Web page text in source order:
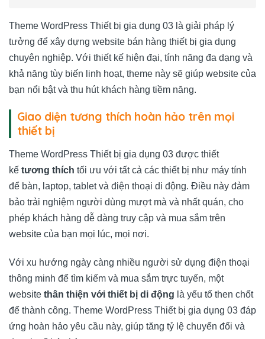
Theme WordPress Thiết bị gia dụng 03 là giải pháp lý
tưởng để xây dựng website bán hàng thiết bị gia dụng
chuyên nghiệp. Với thiết kế hiện đại, tính năng đa dạng và
khả năng tùy biến linh hoạt, theme này sẽ giúp website của
bạn nổi bật và thu hút khách hàng tiềm năng.
Giao diện tương thích hoàn hảo trên mọi
thiết bị
Theme WordPress Thiết bị gia dụng 03 được thiết
kế tương thích tối ưu với tất cả các thiết bị như máy tính
để bàn, laptop, tablet và điện thoại di động. Điều này đảm
bảo trải nghiệm người dùng mượt mà và nhất quán, cho
phép khách hàng dễ dàng truy cập và mua sắm trên
website của bạn mọi lúc, mọi nơi.
Với xu hướng ngày càng nhiều người sử dụng điện thoại
thông minh để tìm kiếm và mua sắm trực tuyến, một
website thân thiện với thiết bị di động là yếu tố then chốt
để thành công. Theme WordPress Thiết bị gia dụng 03 đáp
ứng hoàn hảo yêu cầu này, giúp tăng tỷ lệ chuyển đổi và